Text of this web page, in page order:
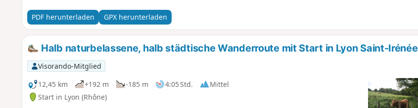
PDF herunterladen GPX herunterladen
Halb naturbelassene, halb städtische Wanderroute mit Start in Lyon Saint-Irénée
Visorando-Mitglied
12,45 km
+192 m -185 m 4:05 Std.
Mittel
Start in Lyon (Rhône)